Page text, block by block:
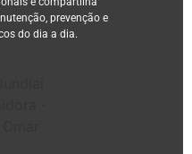
prevenção e
do dia a dia.